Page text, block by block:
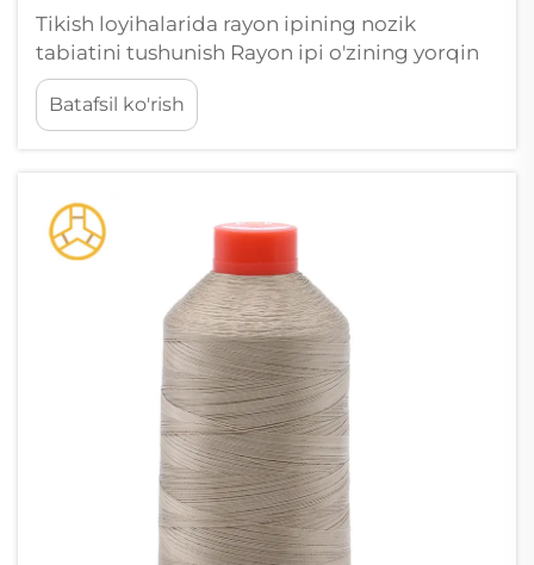
Tikish loyihalarida rayon ipining nozik
tabiatini tushunish Rayon ipi o'zining yorqin
ko'rinishi va silliq toza tushishi tufayli
tikuvchilar orasida tobora mashhurroq
bo'lyapti. Biroq, ko'plab hunarmandlar rayon
Batafsil ko'rish